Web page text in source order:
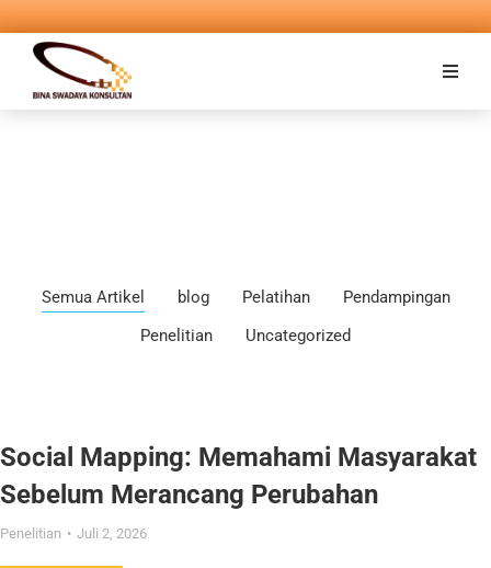
Semua Artikel blog Pelatihan
Pendampingan
Penelitian
Uncategorized
Social Mapping: Memahami Masyarakat
Sebelum Merancang Perubahan
Penelitian Juli 2, 2026